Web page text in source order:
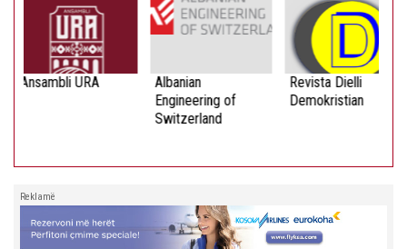
Ansambli URA
Albanian
Engineering of
Switzerland
Revista Dielli
Demokristian
Reklamë